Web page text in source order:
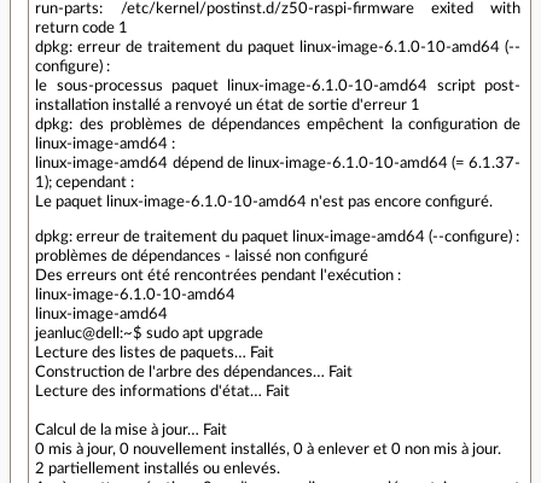
run-parts: /etc/kernel/postinst.d/z50-raspi-firmware exited with
return code 1
dpkg: erreur de traitement du paquet linux-image-6.1.0-10-amd64 (--
configure) :
le sous-processus paquet linux-image-6.1.0-10-amd64 script post-
installation installé a renvoyé un état de sortie d'erreur 1
dpkg: des problèmes de dépendances empêchent la configuration de
linux-image-amd64 :
linux-image-amd64 dépend de linux-image-6.1.0-10-amd64 (= 6.1.37-
1); cependant :
Le paquet linux-image-6.1.0-10-amd64 n'est pas encore configuré.
dpkg: erreur de traitement du paquet linux-image-amd64 (--configure) :
problèmes de dépendances - laissé non configuré
Des erreurs ont été rencontrées pendant l'exécution :
linux-image-6.1.0-10-amd64
linux-image-amd64
jeanluc@dell:~$ sudo apt upgrade
Lecture des listes de paquets… Fait
Construction de l'arbre des dépendances… Fait
Lecture des informations d'état… Fait
Calcul de la mise à jour… Fait
0 mis à jour, 0 nouvellement installés, 0 à enlever et 0 non mis à jour.
2 partiellement installés ou enlevés.